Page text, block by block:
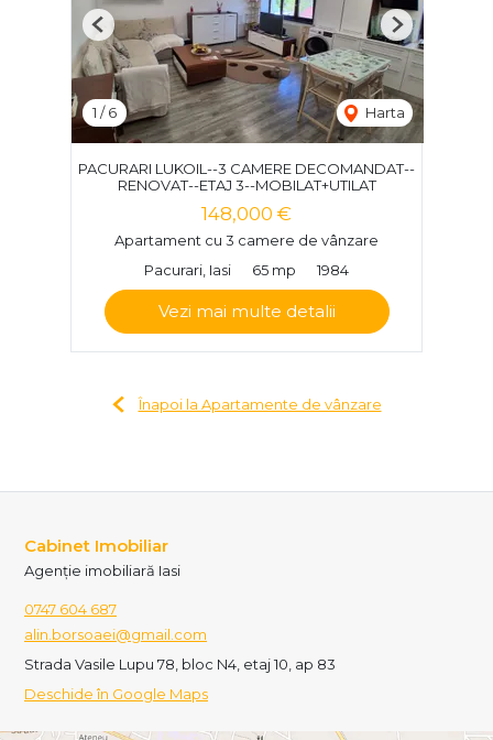
1 /6 Harta
Previous Next
PACURARI LUKOIL--3 CAMERE DECOMANDAT--
RENOVAT--ETAJ 3--MOBILAT+UTILAT
148,000 €
Apartament cu 3 camere de vânzare
Pacurari, Iasi
65 mp 1984
Vezi mai multe detalii
Înapoi la Apartamente de vânzare
Cabinet Imobiliar
Agenție imobiliară Iasi
0747 604 687
alin.borsoaei@gmail.com
Strada Vasile Lupu 78, bloc N4, etaj 10, ap 83
Deschide în Google Maps